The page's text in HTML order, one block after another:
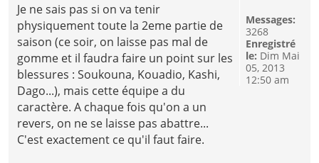
Je ne sais pas si on va tenir
physiquement toute la 2eme partie de
saison (ce soir, on laisse pas mal de
gomme et il faudra faire un point sur les
blessures : Soukouna, Kouadio, Kashi,
Dago...), mais cette équipe a du
caractère. A chaque fois qu'on a un
revers, on ne se laisse pas abattre...
C'est exactement ce qu'il faut faire.
Messages:
3268
Enregistré
le: Dim Mai
05, 2013
12:50 am